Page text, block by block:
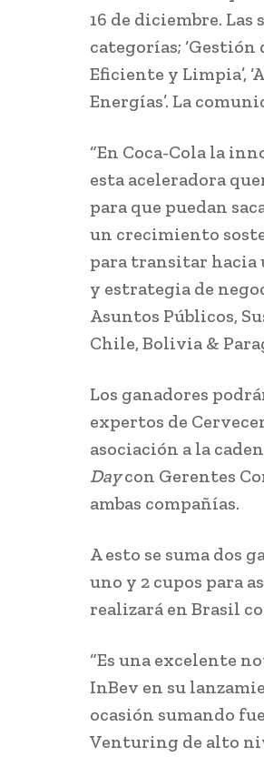
16 de diciembre.
categorías; ‘Gestión
Eficiente y Limpia’,
Energías’. La
“En Coca-Cola la
esta aceleradora
para que puedan
un crecimiento
para transitar hacia
y estrategia de
Asuntos Públicos,
Chile, Bolivia &
Los ganadores
expertos de
asociación a la
Daycon Gerentes
ambas compañías.
A esto se suma dos
uno y 2 cupos para
realizará en Brasil
“Es una excelente
InBev en su
ocasión sumando
Venturing de alto